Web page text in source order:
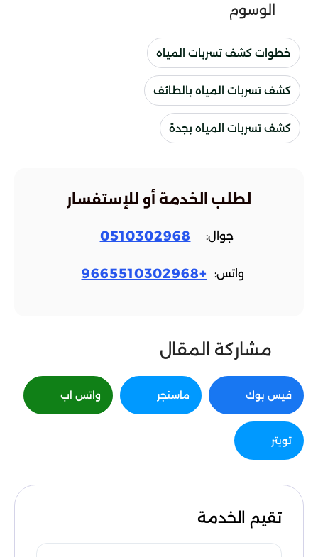
الوسوم
خطوات كشف تسربات المياه
كشف تسربات المياه بالطائف
كشف تسربات المياه بجدة
لطلب الخدمة أو للإستفسار
جوال: 0510302968
واتس: +9665510302968
مشاركة المقال
فيس بوك ماسنجر واتس اب
تويتر
تقيم الخدمة